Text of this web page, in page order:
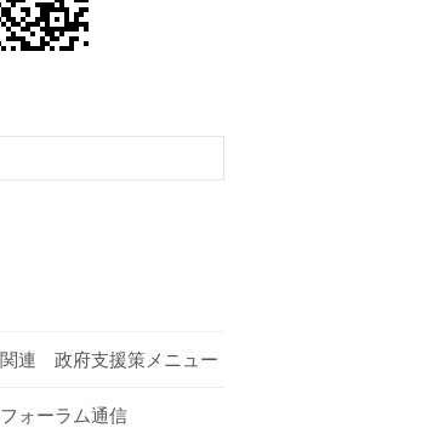
連 政府支援策メニュー
ォーラム通信